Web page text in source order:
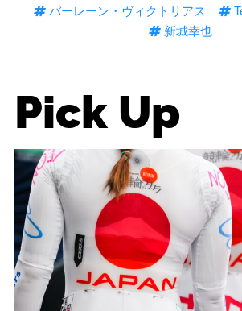
バーレーン・ヴィクトリアス
新城幸也
Pick Up